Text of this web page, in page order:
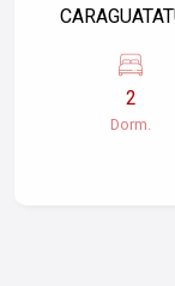
SANTA
ÁREA DE
FESTAS,
SALA
2
Dorm.